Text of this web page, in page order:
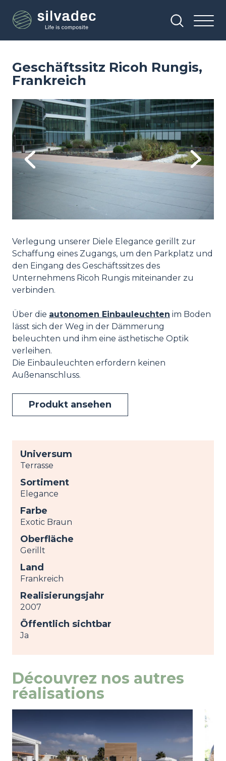
zum
Inhalt
Geschäftssitz Ricoh Rungis,
Frankreich
Previous
Image
Next
Verlegung unserer Diele Elegance gerillt zur
Schaffung eines Zugangs, um den Parkplatz und
den Eingang des Geschäftssitzes des
Unternehmens Ricoh Rungis miteinander zu
verbinden.
Über die autonomen Einbauleuchten im Boden
lässt sich der Weg in der Dämmerung
beleuchten und ihm eine ästhetische Optik
verleihen.
Die Einbauleuchten erfordern keinen
Außenanschluss.
Produkt ansehen
Universum
Terrasse
Sortiment
Elegance
Farbe
Exotic Braun
Oberfläche
Gerillt
Land
Frankreich
Realisierungsjahr
2007
Öffentlich sichtbar
Ja
Découvrez nos autres
réalisations